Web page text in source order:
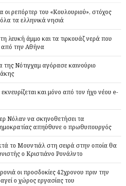
οι ρεπόρτερ του «Κουλουριού», στόχος
τα ελληνικά νησιά
λευκή άμμο και τα τιρκουάζ νερά που
από την Αθήνα
Νότιγχαμ αγόρασε καινούριο
και μόνο από τον ήχο νέου e-
Νόλαν να σκηνοθετήσει τα
απηύθυνε ο πρωθυπουργός
το Μουντιάλ στη σειρά στην οποία θα
ο Κριστιάνο Ρονάλντο
οι προσδοκίες 42χρονου πριν την
ο χώρος εργασίας του